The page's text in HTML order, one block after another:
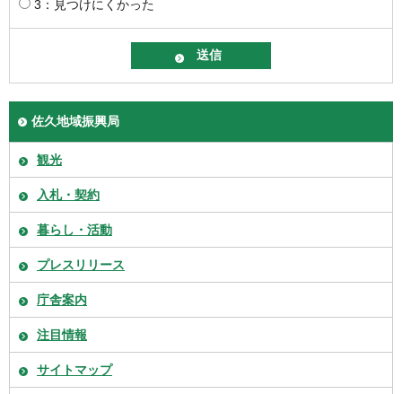
3：見つけにくかった
佐久地域振興局
観光
入札・契約
暮らし・活動
プレスリリース
庁舎案内
注目情報
サイトマップ